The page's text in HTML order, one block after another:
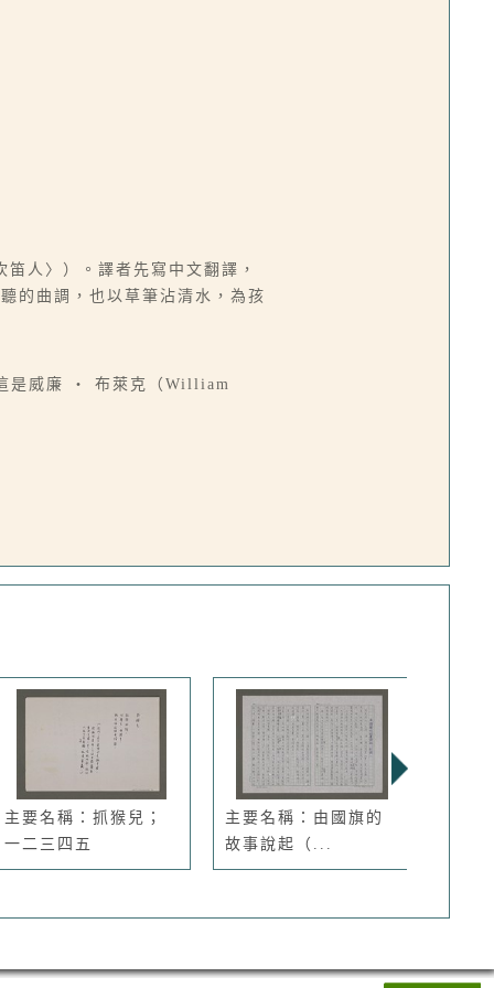
人〉）。譯者先寫中文翻譯，
的曲調，也以草筆沾清水，為孩
是威廉 ‧ 布萊克（William
主要名稱：抓猴兒；
一二三四五
主要名稱：由國旗的
故事說起（...